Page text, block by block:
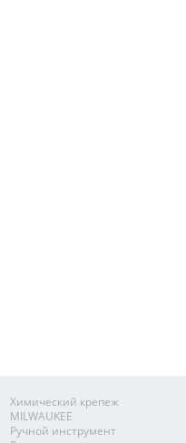
Химический крепеж
MILWAUKEE
Ручной инструмент